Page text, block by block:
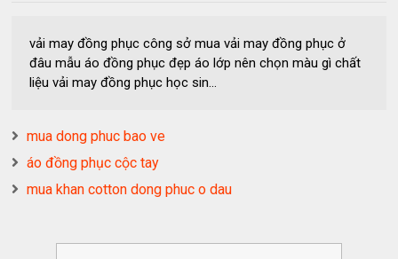
vải may đồng phục công sở mua vải may đồng phục ở
đâu mẫu áo đồng phục đẹp áo lớp nên chọn màu gì chất
liệu vải may đồng phục học sin...
mua dong phuc bao ve
áo đồng phục cộc tay
mua khan cotton dong phuc o dau